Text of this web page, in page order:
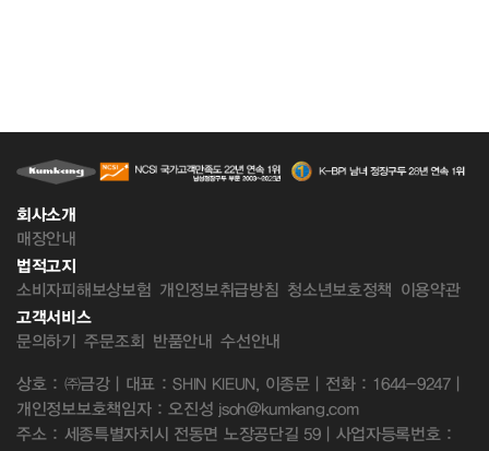
회사소개
매장안내
법적고지
소비자피해보상보험 개인정보취급방침 청소년보호정책 이용약관
고객서비스
문의하기 주문조회 반품안내 수선안내
상호 : ㈜금강 | 대표 : SHIN KIEUN, 이종문 | 전화 : 1644-9247 |
개인정보보호책임자 : 오진성 jsoh@kumkang.com
주소 : 세종특별자치시 전동면 노장공단길 59 | 사업자등록번호 :